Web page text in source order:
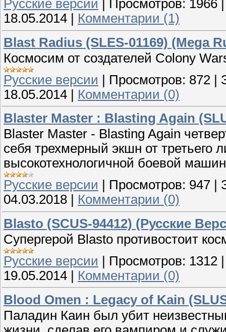
Русские версии
Просмотров: 1966
18.05.2014
Комментарии (1)
Blast Radius (SLES-01169) (Mega
Космосим от создателей Colony
Русские версии
Просмотров: 872
18.05.2014
Комментарии (0)
Blaster Master : Blasting Again
Blaster Master - Blasting Again
себя трехмерный экшн от третьего
высокотехнологичной боевой
Русские версии
Просмотров: 947
04.03.2018
Комментарии (0)
Blasto (SCUS-94412) (Русские
Супергерой Blasto противостоит
Русские версии
Просмотров: 1312
19.05.2014
Комментарии (0)
Blood Omen : Legacy of Kain
Паладин Каин был убит